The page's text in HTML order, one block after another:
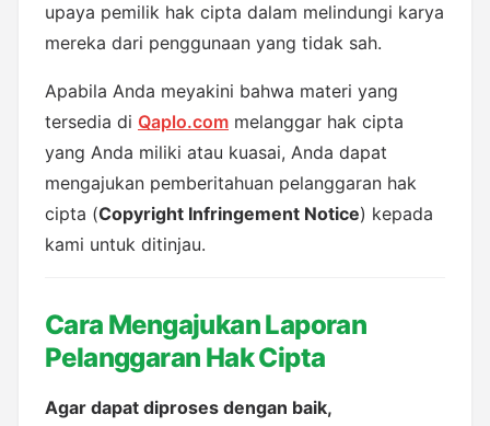
upaya pemilik hak cipta dalam melindungi karya
mereka dari penggunaan yang tidak sah.
Apabila Anda meyakini bahwa materi yang
tersedia di Qaplo.com melanggar hak cipta
yang Anda miliki atau kuasai, Anda dapat
mengajukan pemberitahuan pelanggaran hak
cipta (Copyright Infringement Notice) kepada
kami untuk ditinjau.
Cara Mengajukan Laporan
Pelanggaran Hak Cipta
Agar dapat diproses dengan baik,